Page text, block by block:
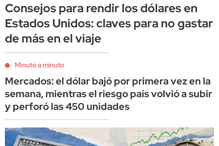
Consejos para rendir los dólares en
Estados Unidos: claves para no gastar
de más en el viaje
Minuto a minuto
Mercados: el dólar bajó por primera vez en la
semana, mientras el riesgo país volvió a subir
y perforó las 450 unidades